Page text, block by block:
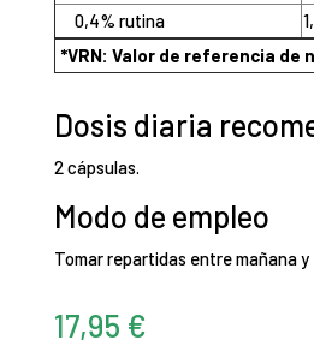
0,4% rutina
*VRN: Valor de referencia de
Dosis diaria
2 cápsulas.
Modo de empleo
Tomar repartidas entre mañana y
17,95 €